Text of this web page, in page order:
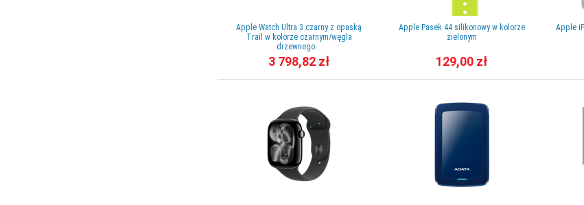
Apple Watch Ultra 3 czarny z opaską
Trail w kolorze czarnym/węgla
drzewnego...
3 798,82 zł
Apple Pasek 44 silikonowy w kolorze
zielonym
129,00 zł
Apple